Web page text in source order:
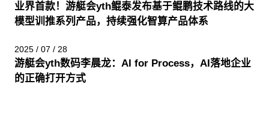
业界首款！游艇会yth鲲泰发布基于鲲鹏技术路线的大
模型训推系列产品，持续强化智算产品体系
2025 / 07 / 28
游艇会yth数码李晨龙：AI for Process，AI落地企业
的正确打开方式